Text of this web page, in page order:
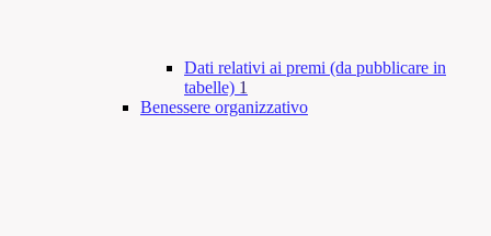
Dati relativi ai premi (da pubblicare in
tabelle) 1
Benessere organizzativo